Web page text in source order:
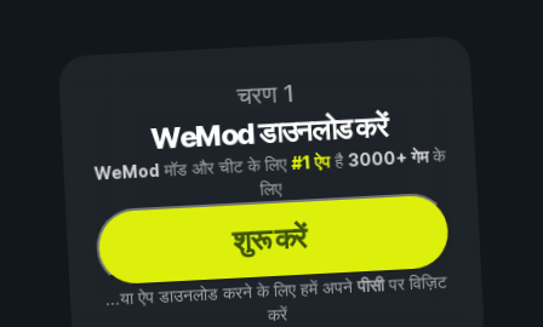
चरण 1
WeMod डाउनलोड करें
WeMod मॉड और चीट के लिए#1 ऐपहै3000+ गेमके
लिए
शुरू करें
...या ऐप डाउनलोड करने के लिए हमें अपनेपीसीपर विज़िट
करें